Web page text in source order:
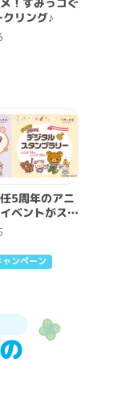
リング♪
5周年のアニ
ベントがスタ
ンペーン